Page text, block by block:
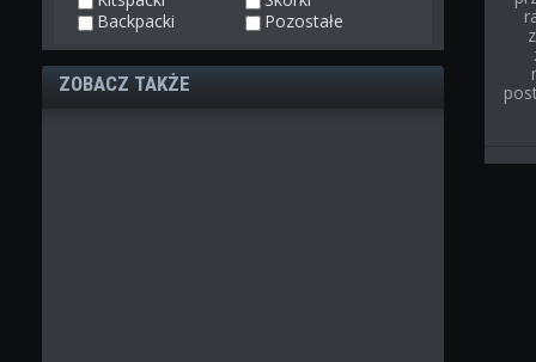
Backpacki
Pozostałe
ZOBACZ TAKŻE